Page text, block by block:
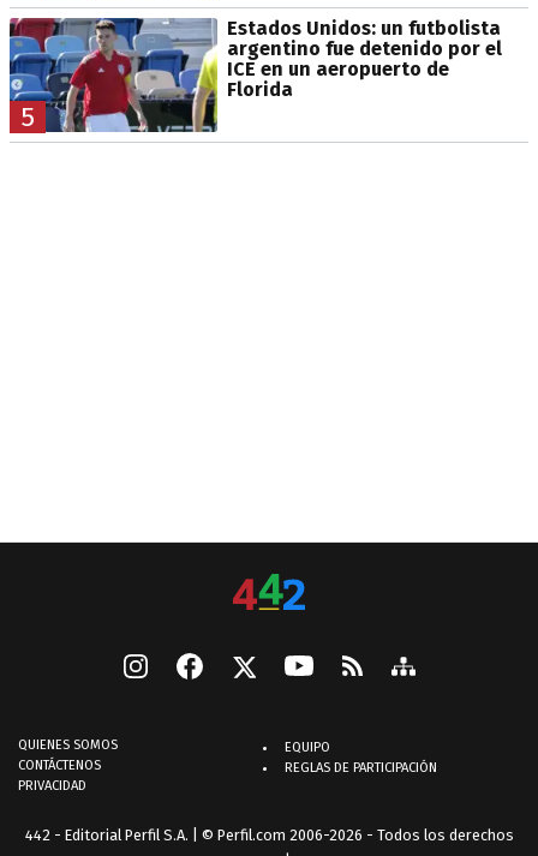
5
Estados Unidos: un futbolista
argentino fue detenido por el
ICE en un aeropuerto de
Florida
QUIENES SOMOS
CONTÁCTENOS
PRIVACIDAD
EQUIPO
REGLAS DE PARTICIPACIÓN
442 - Editorial Perfil S.A. | © Perfil.com 2006-2026 - Todos los derechos